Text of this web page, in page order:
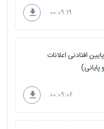
00:09:19
افتادنی اعلانات
00:09:06